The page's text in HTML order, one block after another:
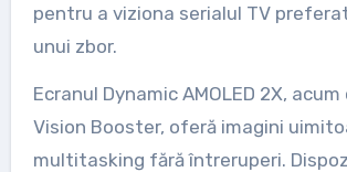
pentru a viziona serialul TV
unui zbor.
Ecranul Dynamic AMOLED 2X,
Vision Booster, oferă imagini
multitasking fără întreruperi.